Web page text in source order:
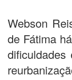
Webson
de Fátima
dificuldades